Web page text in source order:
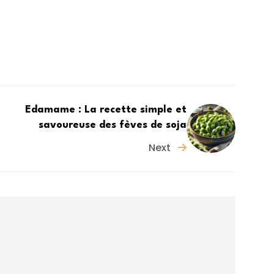
Edamame : La recette simple et
savoureuse des fèves de soja
Next